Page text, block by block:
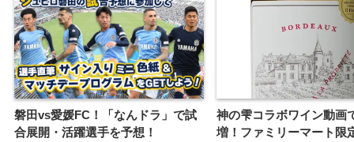
磐田vs愛媛FC！「なんドラ」で試
合展開・活躍選手を予想！
神の雫コラボワイン動画
増！ファミリーマート限